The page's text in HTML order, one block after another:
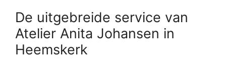
De uitgebreide service van
Atelier Anita Johansen in
Heemskerk